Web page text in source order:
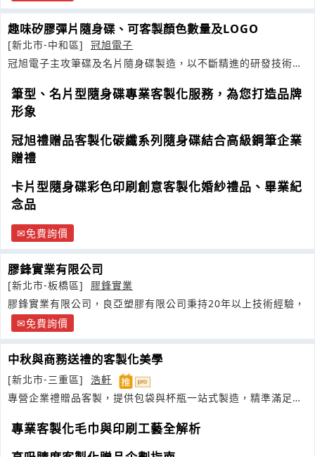
趣味矽膠彈片隨身碟、可客製顏色數量及LOGO
[新北市-中和區]
冠旭電子
冠旭電子主攻筆碟及名片隨身碟製造，以不斷精進的研發技術、
筆型、名片型隨身碟專業客製化服務，為您打造品牌
形象
冠旭禮贈品客製化碳纖系列隨身碟結合高級鋼筆企業
贈禮
卡片型隨身碟彩色印刷創意客製化婚紗禮品、畢業紀
念品
免費詢價
膠鋒實業有限公司
[新北市-板橋區]
膠鋒實業
膠鋒實業有限公司，良亞塑膠有限公司秉持20年以上技術經驗，
免費詢價
中秋與商務送禮的客製化美學
[新北市-三重區]
浩軒
專營企業禮贈品客製，提供包袋與杯瓶一站式製造，精準滿足行
專業客製化毛巾與印刷工藝全解析